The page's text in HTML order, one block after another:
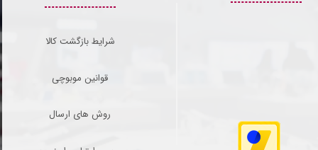
شرایط بازگشت کالا
قوانین موبوچی
روش های ارسال